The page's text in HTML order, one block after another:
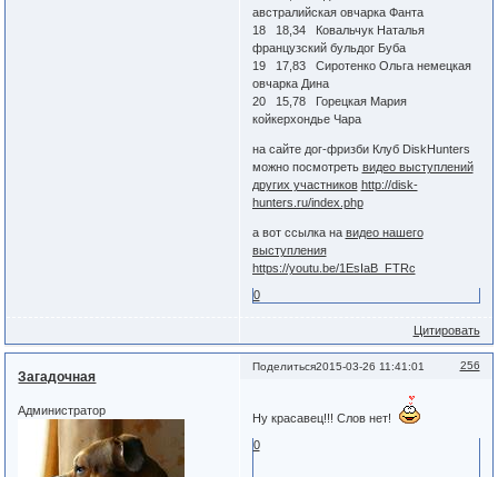
австралийская овчарка Фанта
18 18,34 Ковальчук Наталья
французский бульдог Буба
19 17,83 Сиротенко Ольга немецкая
овчарка Дина
20 15,78 Горецкая Мария
койкерхондье Чара
на сайте дог-фризби Клуб DiskHunters
можно посмотреть видео выступлений
других участников http://disk-
hunters.ru/index.php
а вот ссылка на видео нашего
выступления
https://youtu.be/1EsIaB_FTRc
0
Цитировать
Поделиться 256
2015-03-26 11:41:01
Загадочная
Администратор
Ну красавец!!! Слов нет!
0